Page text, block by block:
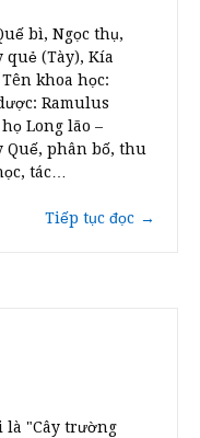
bì, Ngọc thụ,
quẻ (Tày), Kía
khoa học:
Ramulus
Long lão –
Quế, phân bố, thu
tác…
Tiếp tục đọc →
là "Cây trường